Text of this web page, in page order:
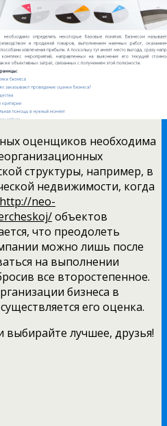
оценщиков необходима
структуры, например, в
недвижимости, когда
http://neo-
объектов
что преодолеть
можно лишь после
на выполнении
все второстепенное.
бизнеса в
его оценка.
выбирайте лучшее, друзья!